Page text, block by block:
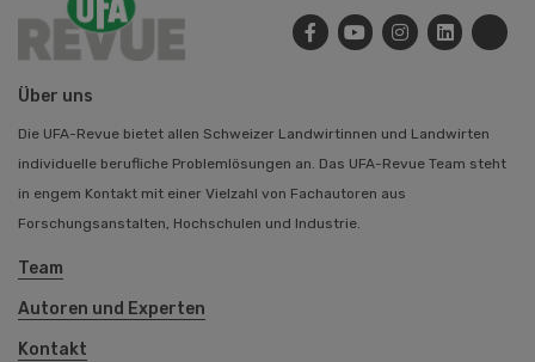
Über uns
Die UFA-Revue bietet allen Schweizer Landwirtinnen und Landwirten
individuelle berufliche Problemlösungen an. Das UFA-Revue Team steht
in engem Kontakt mit einer Vielzahl von Fachautoren aus
Forschungsanstalten, Hochschulen und Industrie.
Team
Autoren und Experten
Kontakt